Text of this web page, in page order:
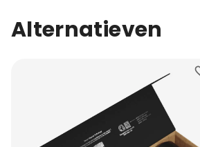
Alternatieven